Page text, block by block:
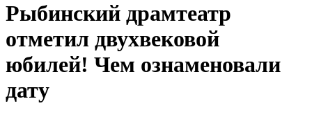
Рыбинский драмтеатр
отметил двухвековой
юбилей! Чем ознаменовали
дату